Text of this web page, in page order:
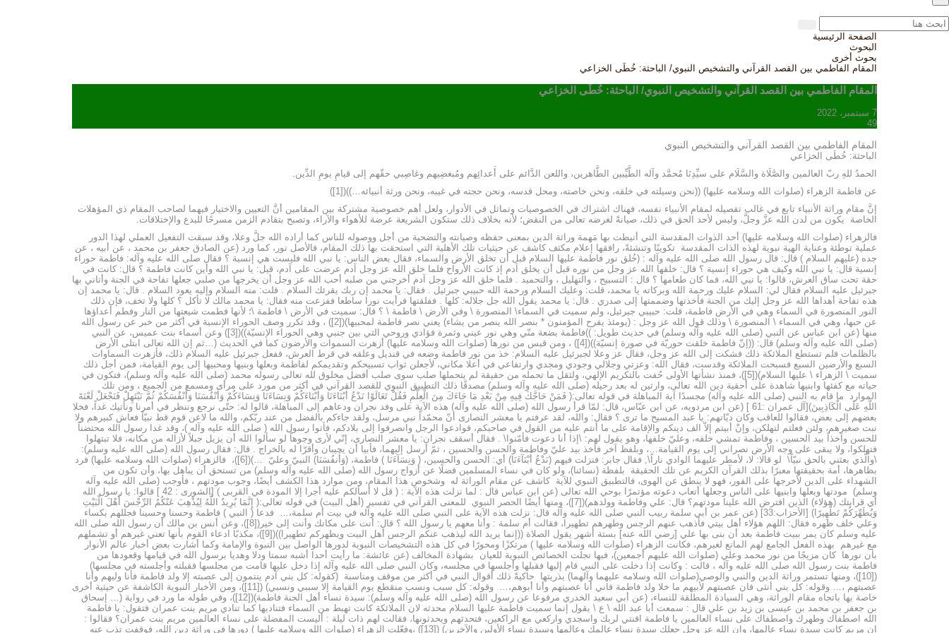
الصفحة الرئيسية
البحوث
بحوث أخرى
المقام الفاطمي بين القصد القرآني والتشخيص النبوي/ الباحثة: خُطَى الخزاعي
المقام الفاطمي بين القصد القرآني والتشخيص النبوي/ الباحثة: خُطَى الخزاعي
7 سبتمبر، 2022
49
المقام الفاطمي بين القصد القرآني والتشخيص النبوي
الباحثة: خُطَى الخزاعي
الحمدُ للهِ ربّ العالمين والصَّلَاة والسَّلَام على سيِّدِنَا مُحمَّد وآله الطَّيِّبين الطَّاهرين، واللعن الدَّائم على أَعدائِهم ومُبغضِيهم وغاصِبي حقّهم إلى قيامِ يومِ الدِّين.
عن فاطمة الزهراء (صلوات الله وسلامه عليها) ((نحن وسيلته في خلقه، ونحن خاصته، ومحل قدسه، ونحن حجته في غيبه، ونحن ورثة أنبيائه…))([1])
إنَّ مقام وراثة الأنبياء تابع في غالب تفصيله لمقام الأنبياء نفسه، فهناك اشتراك في الخصوصيات وتماثل في الأدوار، ولعل أهم خصوصية مشتركة بين المقامين أنَّ التعيين والاختيار فيهما لصاحب المقام ذي المؤهلات
الخاصة يكون من لدن الله عزَّ وجلَّ، وليس لأحد الحق في ذلك، صيانةً لغرضه تعالى من النقض؛ لأنه بخلاف ذلك ستكون الشريعة عرضة للأهواء والآراء، وتصبح بتقادم الزمن مسرحًا للبدع والإختلاقات.
فالزهراء (صلوات الله وسلامه عليها) أحد الذوات المقدسة التي أنيطت بها مَهمة وراثة الدين بمعنى حفظه وصيانته والتضحية من أجل ووصوله للناس كما أراده الله جلَّ وعلا، وقد سبقت التفعيل العملي لهذا الدور
عملية توطئة وعناية الهية نبوية لهذه الذات المقدسة تكوينًا وتنشئةً، رافقها إعلام مكثف كاشف عن حيثيات تلك الأهلية التي استحقت بها ذلك المقام، فالأصل نور، كما ورد (عن الصادق جعفر بن محمد ، عن أبيه ، عن
جده (عليهم السلام ) قال: قال رسول الله صلى الله عليه وآله : (خُلق نور فاطمة عليها السلام قبل أن تخلق الأرض والسماء، فقال بعض الناس: يا نبي الله فليست هي إنسية ؟ فقال صلى الله عليه وآله: فاطمة حوراء
إنسية قال: يا نبي الله وكيف هي حوراء إنسية ؟ قال: خلقها الله عز وجل من نوره قبل أن يخلق آدم إذ كانت الأرواح فلما خلق الله عز وجل آدم عرضت على آدم، قيل: يا نبي الله وأين كانت فاطمة ؟ قال: كانت في
حقة تحت ساق العرش، قالوا: يا نبي الله، فما كان طعامها ؟ قال : التسبيح ، والتهليل ، والتحميد . فلما خلق الله عز وجل آدم أخرجني من صلبه أحب الله عز وجل أن يخرجها من صلبي جعلها تفاحة في الجنة وأتاني بها
جبرئيل عليه السلام فقال لي: السلام عليك ورحمة الله وبركاته يا محمد، قلت: وعليك السلام ورحمة الله حبيبي جبرئيل . فقال: يا محمد إن ربك يقرئك السلام . قلت: منه السلام وإليه يعود السلام . قال: يا محمد إن
هذه تفاحة أهداها الله عز وجل إليك من الجنة فأخذتها وضممتها إلى صدري . قال: يا محمد يقول الله جل جلاله: كلها . ففلقتها فرأيت نورا ساطعا ففزعت منه فقال: يا محمد مالك لا تأكل ؟ كلها ولا تخف، فإن ذلك
النور المنصورة في السماء وهي في الأرض فاطمة، قلت: حبيبي جبرئيل، ولم سميت في السماء\ المنصورة \ وفي الأرض \ فاطمة \ ؟ قال: سميت في الأرض \ فاطمة \؛ لأنها فطمت شيعتها من النار وفطم أعداؤها
عن حبها، وهي في السماء \ المنصورة \ وذلك قول الله عز وجل : (يومئذ يفرح المؤمنون * بنصر الله ينصر من يشاء) يعني نصر فاطمة لمحبيها)([2]) ، وقد تكرر وصف الحوراء الإنسية في أكثر من خبر عن رسول الله
منها (عن ابن عباس عن النبي (صلى الله عليه وآله وسلم) في حديث طويل: ))فاطمة بضعة منّي وهي نور عيني وثمرة فؤادي وروحي التي بين جنبي وهي الحوراء الإنسيّة))([3]) وعن أسماء بنت عميس، عن النبي
(صلى الله عليه وآله وسلم) قال: ((إنّ فاطمة خلقت حوريّة في صورة إنسيّة))([4]) ، ومن قبس من نورها (صلوات الله وسلامه عليها) أزهرت السموات والأرضون كما في الحديث (…ثم إن الله تعالى ابتلى الأرض
بالظلمات فلم تستطع الملائكة ذلك فشكت إلى الله عز وجل، فقال عز وعلا لجبرئيل عليه السلام: خذ من نور فاطمة وضعه في قنديل وعلقه في قرط العرش، ففعل جبرئيل عليه السلام ذلك، فأزهرت السماوات
السبع والأرضين السبع فسبحت الملائكة وقدست، فقال الله: وعزتي وجلالي وجودي ومجدي وارتفاعي في أعلا مكاني، لأجعلن ثواب تسبيحكم وتقديمكم لفاطمة وبعلها وبنيها ومحبيها إلى يوم القيامة، فمن أجل ذلك
سميت \ الزهراء \ عليها السلام)([5])، فمنذ نشأتها الأولى حُفت بالتكريم الإلهي، ولثقل ما تحمله من حقيقة لم يتحملها صلب سوى صلب أفضل مخلوق لله تعالى رسوله محمد (صلى الله عليه وآله وسلم)، فتكون في
حياته مع كفئها وابنيها شاهدة على أحقية دين الله تعالى، وارثين له بعد رحيله (صلى الله عليه وآله وسلم) مصدقًا ذلك التطبيق النبوي للقصد القرآني في أكثر من مورد على مرأى ومسمع من الجميع ، ومن تلك
الموارد ما قام به النبي (صلى الله عليه وآله) مجسدًا آية المباهلة في قوله تعالى:( فَمَنْ حَاجَّكَ فِيهِ مِنْ بَعْدِ مَا جَاءَكَ مِنَ الْعِلْمِ فَقُلْ تَعَالَوْا نَدْعُ أَبْنَاءَنَا وَأَبْنَاءَكُمْ وَنِسَاءَنَا وَنِسَاءَكُمْ وَأَنْفُسَنَا وَأَنْفُسَكُمْ ثُمَّ نَبْتَهِلْ فَنَجْعَلْ لَعْنَةَ
اللَّهِ عَلَى الْكَاذِبِينَ)[آل عمران :61 ] (عن ابن مردويه، عن ابن عبّاس، قال: لمّا قرأ رسول الله (صلى الله عليه وآله) هذه الآية على وفد نجران ودعاهم إلى المباهلة، قالوا له: حتّى نرجع وننظر في أمرنا ونأتيك غداً، فخلا
بعضهم إلى بعض، فقالوا للعاقب وكان ديّانهم: يا عبد المسيح ما ترى ؟ فقال: والله، لقد عرفتم يا معشر النصارى أنّ محمّداً نبي مرسل، ولقد جاءكم بالفضل من عند ربّكم، والله ما لاعن قوم قط نبيّاً فعاش كبيرهم ولا
نبت صغيرهم، ولئن فعلتم لتهلكن، وإنْ أبيتم إلاّ الف دينكم والإقامة على ما أنتم عليه من القول في صاحبكم، فوادعوا الرجل وانصرفوا إلى بلادكم، فأتوا رسول الله ( صلى الله عليه وآله )، وقد غدا رسول الله محتضناً
للحسن وآخذاً بيد الحسين ، وفاطمة تمشي خلفه، وعليّ خلفها، وهو يقول لهم: \إذا أنا دعوت فأمّنوا\ . فقال أسقف نجران: يا معشر النصارى، إنّي لأرى وجوهاً لو سألوا الله أن يزيل جبلاً لأزاله من مكانه، فلا تبتهلوا
فتهلكوا، ولا يبقى على وجه الأرض نصراني إلى يوم القيامة…، وبلفظ آخر فأخذ بيد عليّ وفاطمة والحسن والحسين ، ثمّ أرسل إليهما، فأبيا أن يجيبان وأقرّا له بالخراج . قال: فقال رسول الله (صلى الله عليه وسلم):
\والّذي بعثني بالحق نبيّاً\ لو قالا: لا، لأمطر عليهما الوادي ناراً\, فقال جابر: فنزلت فيهم (نَدْعُ أَبْنَآءَنَا) أي: الحسن والحسين، ( وَنِسَآءَنَا ) فاطمة، (وَأَنفُسَنَا) النبيّ وعليّ …)([6])، فالزهراء (صلوات الله وسلامه عليها) فرد
بظاهرها، أمة بحقيقتها معبرًا بذلك القرآن الكريم عن تلك الحقيقة بلفظة (نسائنا)، ولو كان في نساء المسلمين فضلًا عن أزواج رسول الله (صلى الله عليه وآله وسلم) من تستحق أن يباهل بها، وأن تكون من
الشهداء على الدين لأخرجها على الفور، فهو لا ينطق عن الهوى، فالتطبيق النبوي للآية كاشف عن مقام الوراثة له وشخوص هذا المقام، ومن موارد هذا الكشف أيضًا، وجوب مودتهم ، فأوجب (صلى الله عليه وآله
وسلم) مودتها وبعلها وابنيها على الناس وجعلها أتعاب دعوته مؤتمرًا بوحي الله تعالى (عن ابن عباس قال : لما نزلت هذه الآية : ( قل لا أسألكم عليه أجرا إلا المودة في القربى ) [الشورى : 42 ] قالوا: يا رسول الله
أي قرابتك (هؤلاء) الذين افترض الله علينا مودتهم؟ قال: علي وفاطمة وولدهم)([7])، ومنها أيضًا الحصر النبوي للمعنى القرآني في تفسير (أهل البيت) في قوله تعالى:( إِنَّمَا يُرِيدُ اللَّهُ لِيُذْهِبَ عَنْكُمُ الرِّجْسَ أَهْلَ الْبَيْتِ
وَيُطَهِّرَكُمْ تَطْهِيرًا) [الأحزاب:33] (عن عمر بن أبي سلمة ربيب النبي صلى الله عليه وآله قال: نزلت هذه الآية على النبي صلى الله عليه وآله في بيت أم سلمة،… فدعا ( النبي ) فاطمة وحسنا وحسينا فجللهم بكساء
وعلي خلف ظهره فقال: اللهم هؤلاء أهل بيتي فأذهب عنهم الرجس وطهرهم تطهيرا، فقالت أم سلمة : وأنا معهم يا رسول الله ؟ قال: أنت على مكانك وأنت إلى خير([8])، وعن أنس بن مالك أن رسول الله صلى الله
عليه وسلم كان يمر ببيت فاطمة بعد أن بنى بها علي [رضي الله عنه] بستة أشهر يقول الصلاة ((إنما يريد الله ليذهب عنكم الرجس أهل البيت ويطهركم تطهيرا))([9])، مكذبًا ادعاء القوم بأنها تعني غيرهم أو تشملهم
مع غيرهم بهذه الفعل الجامع لهم المانع لغيرهم، فكانت الزهراء (صلوات الله وسلامه عليها ) مرتكزًا ومحورًا في كل هذه التشخيصات النبوية لدورها الواصل بين النبوة والإمامة وكما أشارت بعض أخبار عالم الأنوار
بأن نورها كان مزيجًا من نور محمد وعلي (صلوات الله عليهم أجمعين)، فبها تجلت الخصائص النبوية للعيان بشهادة المخالف (عن عائشة: ما رأيت أحدا أشبه سمتا ودلا وهديا برسول الله في قيامها وقعودها من
فاطمة بنت رسول الله صلى الله عليه وآله ، قالت : وكانت إذا دخلت على النبي قام إليها فقبلها وأجلسها في مجلسه، وكان النبي صلى الله عليه وآله إذا دخل عليها قامت من مجلسها فقبلته وأجلسته في مجلسها)
([10])، ومنها تستمر وراثة الدين والنبي والوصي(صلوات الله وسلامه عليهما وآلهما) بذريتها حاكيةً ذلك أقوال النبي في أكثر من موقف ومناسبة (كقوله: كل بني آدم ينتمون إلى عصبته إلا ولد فاطمة فأنا وليهم وأنا
عصبتهم ،… وقوله: كل بني أنثى فان عصبتهم لأبيهم ما خلا ولد فاطمة فاني أنا عصبتهم وأنا أبوهم،… وقوله: كل سبب ونسب منقطع يوم القيامة إلا سببي ونسبي) ([11])، ومن الأخبار النبوية الكاشفة عن حيثية أخرى
خاصة بها باتجاه مقام الوراثة، وهي السيادة المطلقة للنساء، (عن أبي سعيد الخدري مرفوعا عن رسول الله (صلى الله عليه وآله وسلم): سيدة نساء أهل الجنة فاطمة)([12])، وفي طوله ما ورد في رواية (… إسحاق
بن جعفر بن محمد بن عيسى بن زيد بن علي قال : سمعت أبا عبد الله \ ع \ يقول إنما سميت فاطمة عليها السلام محدثه لان الملائكة كانت تهبط من السماء فتناديها كما تنادي مريم بنت عمران فتقول: يا فاطمة
الله اصطفاك وطهرك واصطفاك على نساء العالمين يا فاطمة اقنتي لربك واسجدي واركعي مع الراكعين، فتحدثهم ويحدثونها، فقالت لهم ذات ليلة : أليست المفضلة على نساء العالمين مريم بنت عمران؟ فقالوا :
إن مريم كانت سيدة نساء عالمها، وان الله عز وجل جعلك سيدة نساء عالمك وعالمها وسيدة نساء الأولين والآخرين) ([13]) ،وفعّلت الزهراء (صلوات الله وسلامه عليها ) دورها في وراثة دين الله، فوقفت تذب عنه